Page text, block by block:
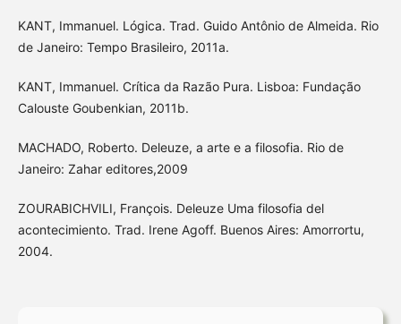
KANT, Immanuel. Lógica. Trad. Guido Antônio de Almeida. Rio
de Janeiro: Tempo Brasileiro, 2011a.
KANT, Immanuel. Crítica da Razão Pura. Lisboa: Fundação
Calouste Goubenkian, 2011b.
MACHADO, Roberto. Deleuze, a arte e a filosofia. Rio de
Janeiro: Zahar editores,2009
ZOURABICHVILI, François. Deleuze Uma filosofia del
acontecimiento. Trad. Irene Agoff. Buenos Aires: Amorrortu,
2004.